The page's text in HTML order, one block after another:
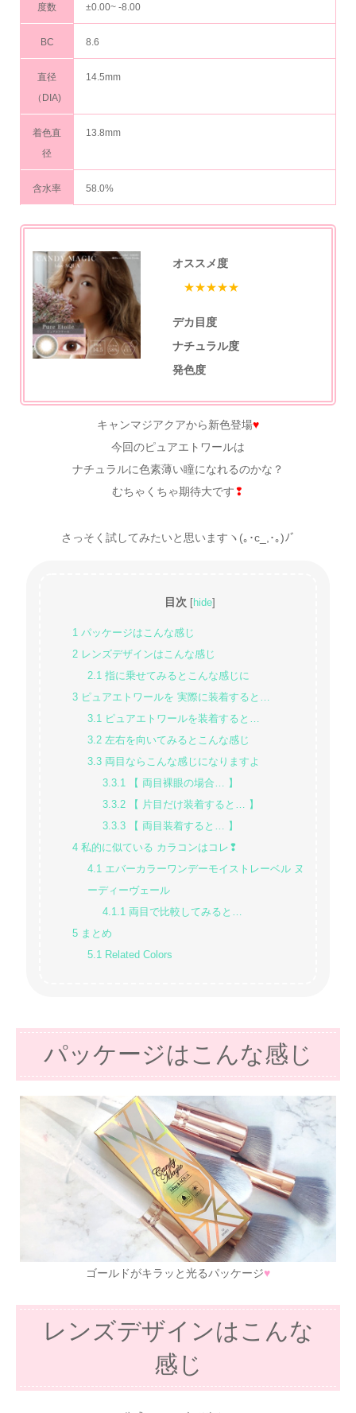
度数 ±0.00~ -8.00
BC 8.6
直径
（DIA)
14.5mm
着色直
径
13.8mm
含水率 58.0%
オススメ度
★★★★★
デカ目度
ナチュラル度
発色度
キャンマジアクアから新色登場♥
今回のピュアエトワールは
ナチュラルに色素薄い瞳になれるのかな？
むちゃくちゃ期待大です❢
さっそく試してみたいと思いますヽ(｡･c_,･｡)ﾉﾞ
目次 [hide]
1 パッケージはこんな感じ
2 レンズデザインはこんな感じ
2.1指に乗せてみるとこんな感じに
3 ピュアエトワールを 実際に装着すると…
3.1ピュアエトワールを装着すると…
3.2左右を向いてみるとこんな感じ
3.3両目ならこんな感じになりますよ
3.3.1【 両目裸眼の場合… 】
3.3.2【 片目だけ装着すると… 】
3.3.3【 両目装着すると… 】
4 私的に似ている カラコンはコレ❢
4.1エバーカラーワンデーモイストレーベル ヌ
ーディーヴェール
4.1.1両目で比較してみると…
5 まとめ
5.1Related Colors
パッケージはこんな感じ
ゴールドがキラッと光るパッケージ♥
レンズデザインはこんな
感じ